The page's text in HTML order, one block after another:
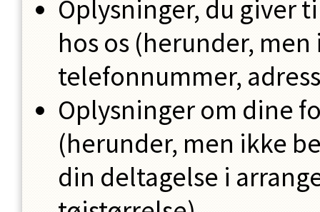
Oplysninger, du giver
hos os (herunder,
telefonnummer,
Oplysninger om dine
(herunder, men ikke
din deltagelse i